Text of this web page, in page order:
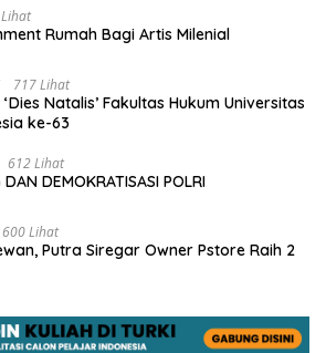
Rumah Bagi Artis Milenial
717 Lihat
Hukum Universitas
ke-63
612 Lihat
DEMOKRATISASI POLRI
600 Lihat
Putra Siregar Owner Pstore Raih 2